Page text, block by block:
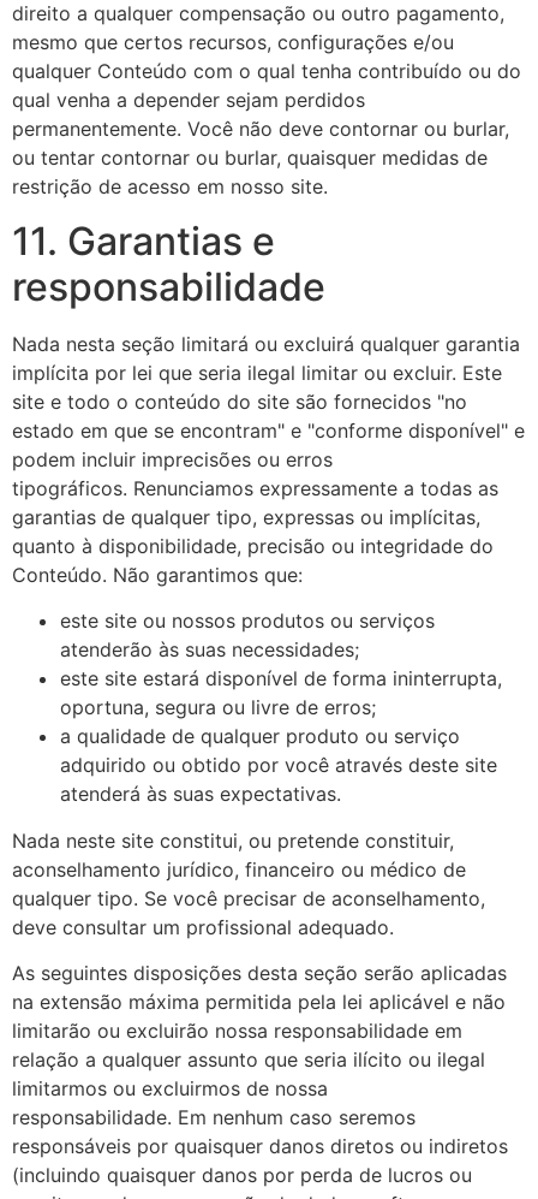
direito a qualquer compensação ou outro pagamento,
mesmo que certos recursos, configurações e/ou
qualquer Conteúdo com o qual tenha contribuído ou do
qual venha a depender sejam perdidos
permanentemente. Você não deve contornar ou burlar,
ou tentar contornar ou burlar, quaisquer medidas de
restrição de acesso em nosso site.
11. Garantias e
responsabilidade
Nada nesta seção limitará ou excluirá qualquer garantia
implícita por lei que seria ilegal limitar ou excluir. Este
site e todo o conteúdo do site são fornecidos "no
estado em que se encontram" e "conforme disponível" e
podem incluir imprecisões ou erros
tipográficos. Renunciamos expressamente a todas as
garantias de qualquer tipo, expressas ou implícitas,
quanto à disponibilidade, precisão ou integridade do
Conteúdo. Não garantimos que:
este site ou nossos produtos ou serviços
atenderão às suas necessidades;
este site estará disponível de forma ininterrupta,
oportuna, segura ou livre de erros;
a qualidade de qualquer produto ou serviço
adquirido ou obtido por você através deste site
atenderá às suas expectativas.
Nada neste site constitui, ou pretende constituir,
aconselhamento jurídico, financeiro ou médico de
qualquer tipo. Se você precisar de aconselhamento,
deve consultar um profissional adequado.
As seguintes disposições desta seção serão aplicadas
na extensão máxima permitida pela lei aplicável e não
limitarão ou excluirão nossa responsabilidade em
relação a qualquer assunto que seria ilícito ou ilegal
limitarmos ou excluirmos de nossa
responsabilidade. Em nenhum caso seremos
responsáveis por quaisquer danos diretos ou indiretos
(incluindo quaisquer danos por perda de lucros ou